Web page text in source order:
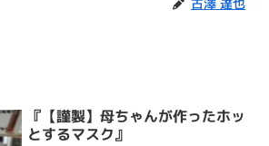
『【謹製】母ちゃんが作ったホッ
とするマスク』